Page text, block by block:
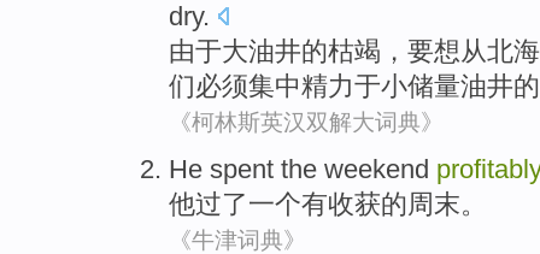
dry.
由于大油井的枯竭，要想从北海
们必须集中精力于小储量油井的
《柯林斯英汉双解大词典》
He spent the weekend profitably
他过了一个有收获的 周末。
《牛津词典》